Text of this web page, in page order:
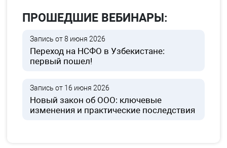
ПРОШЕДШИЕ ВЕБИНАРЫ:
Запись от 8 июня 2026
Переход на НСФО в Узбекистане:
первый пошел!
Запись от 16 июня 2026
Новый закон об ООО: ключевые
изменения и практические последствия